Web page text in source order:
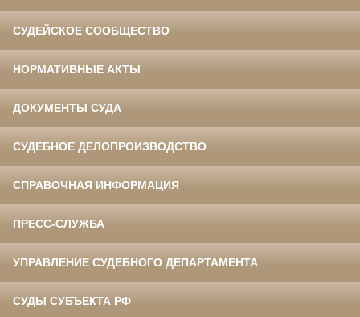
СУДЕЙСКОЕ СООБЩЕСТВО
НОРМАТИВНЫЕ АКТЫ
ДОКУМЕНТЫ СУДА
СУДЕБНОЕ ДЕЛОПРОИЗВОДСТВО
СПРАВОЧНАЯ ИНФОРМАЦИЯ
ПРЕСС-СЛУЖБА
УПРАВЛЕНИЕ СУДЕБНОГО ДЕПАРТАМЕНТА
СУДЫ СУБЪЕКТА РФ